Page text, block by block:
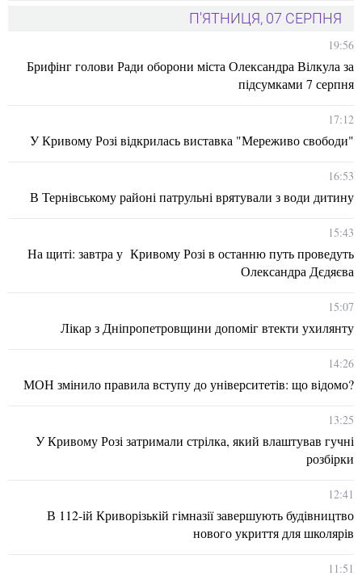
П'ЯТНИЦЯ, 07 СЕРПНЯ
19:56
Брифінг голови Ради оборони міста Олександра Вілкула за
підсумками 7 серпня
17:12
У Кривому Розі відкрилась виставка "Мереживо свободи"
16:53
В Тернівському районі патрульні врятували з води дитину
15:43
На щиті: завтра у Кривому Розі в останню путь проведуть
Олександра Дєдяєва
15:07
Лікар з Дніпропетровщини допоміг втекти ухилянту
14:26
МОН змінило правила вступу до університетів: що відомо?
13:25
У Кривому Розі затримали стрілка, який влаштував гучні
розбірки
12:41
В 112-ій Криворізькій гімназії завершують будівництво
нового укриття для школярів
11:51